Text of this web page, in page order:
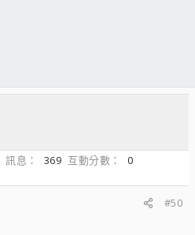
訊息 369 互動分數
0
#50